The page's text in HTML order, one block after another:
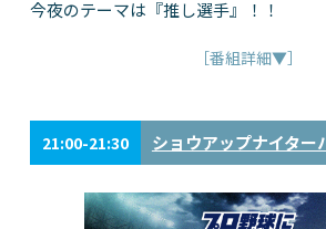
今夜のテーマは『推し選手』！！
［番組詳細▼］
21:00-21:30 ショウアップナイター